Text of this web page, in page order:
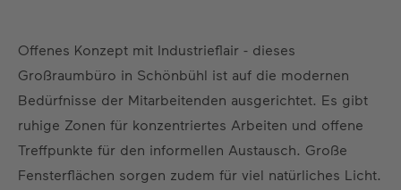
Offenes Konzept mit Industrieflair - dieses
Großraumbüro in Schönbühl ist auf die modernen
Bedürfnisse der Mitarbeitenden ausgerichtet. Es gibt
ruhige Zonen für konzentriertes Arbeiten und offene
Treffpunkte für den informellen Austausch. Große
Fensterflächen sorgen zudem für viel natürliches Licht.